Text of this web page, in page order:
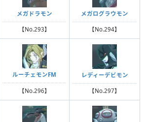
メガドラモン
【No.293】
メガログラウモン
【No.294】
ルーチェモンFM
【No.296】
レディーデビモン
【No.297】